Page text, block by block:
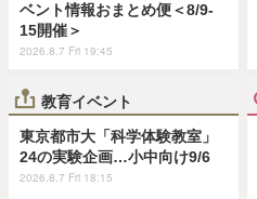
ベント情報おまとめ便＜8/9-
15開催＞
2026.8.7 Fri 19:45
教育イベント
東京都市大「科学体験教室」
24の実験企画…小中向け9/6
2026.8.7 Fri 18:15